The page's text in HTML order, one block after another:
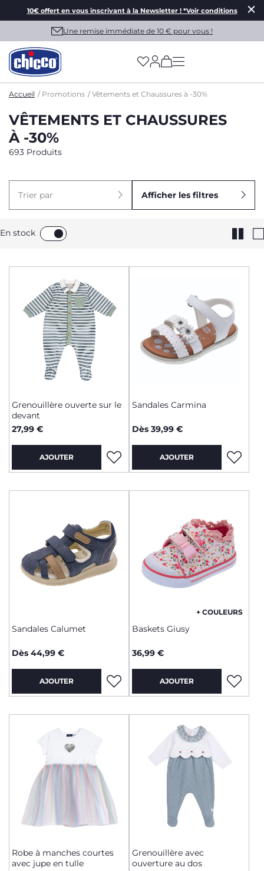
10€ offert en vous inscrivant à la Newsletter ! *Voir conditions
Une remise immédiate de 10 € pour vous !
(has more options
Accueil Promotions Vêtements et Chaussures à -30%
VÊTEMENTS ET CHAUSSURES
À -30%
693 Produits
Trier par Afficher les filtres
En stock
Grenouillère ouverte sur le
devant
27,99 €
AJOUTER
Sandales Carmina
Dès 39,99 €
AJOUTER
Sandales Calumet
Dès 44,99 €
AJOUTER
+ COULEURS
Baskets Giusy
36,99 €
AJOUTER
Robe à manches courtes
avec jupe en tulle
Grenouillère avec
ouverture au dos